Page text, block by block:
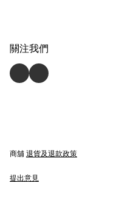
關注我們
商舖 退貨及退款政策
提出意見